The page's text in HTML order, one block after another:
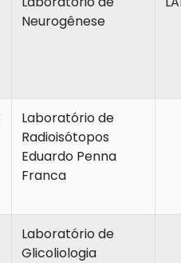
Neurogênese
Laboratório de
Radioisótopos
Eduardo Penna
Franca
Laboratório de
Glicoliologia